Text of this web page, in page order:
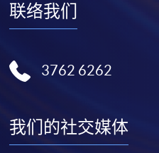
联络我们
3762 6262
我们的社交媒体